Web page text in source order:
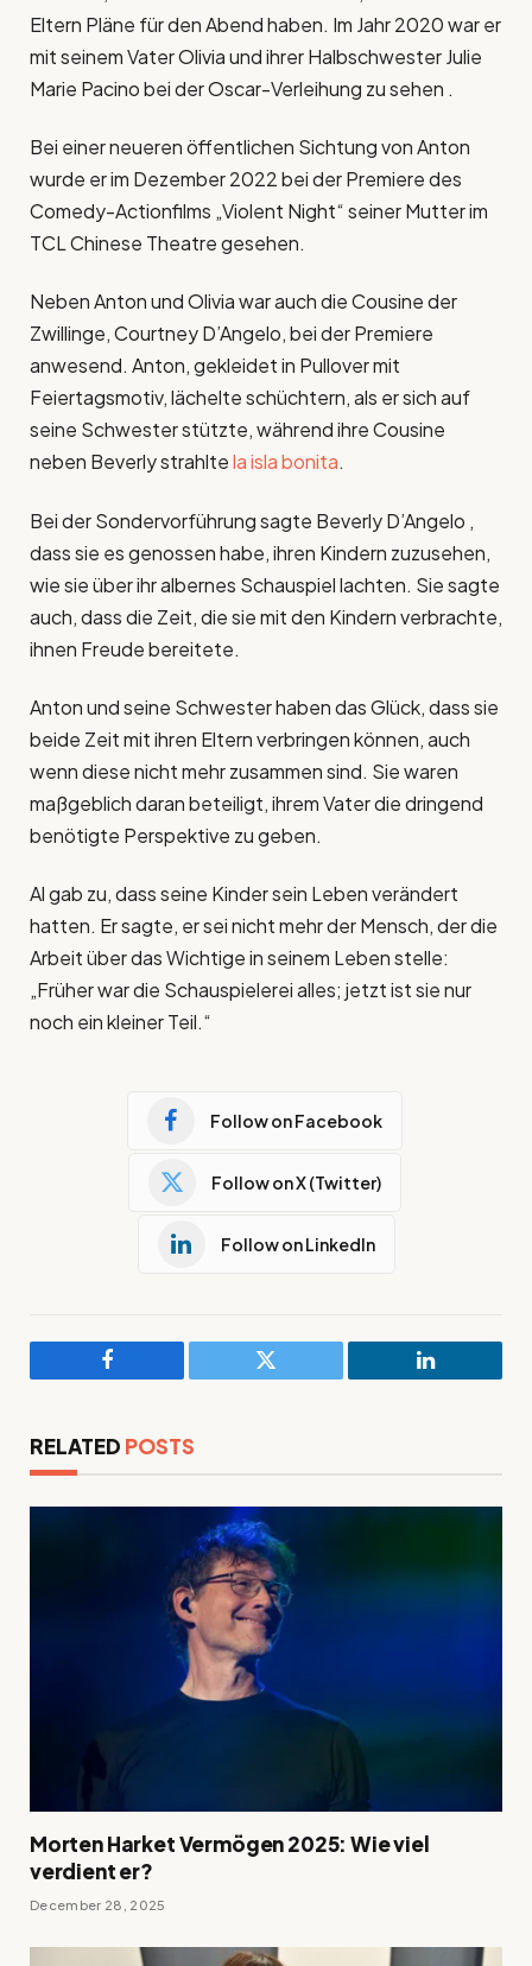
Eltern Pläne für den Abend haben. Im Jahr 2020 war er
mit seinem Vater Olivia und ihrer Halbschwester Julie
Marie Pacino bei der Oscar-Verleihung zu sehen .
Bei einer neueren öffentlichen Sichtung von Anton
wurde er im Dezember 2022 bei der Premiere des
Comedy-Actionfilms „Violent Night“ seiner Mutter im
TCL Chinese Theatre gesehen.
Neben Anton und Olivia war auch die Cousine der
Zwillinge, Courtney D’Angelo, bei der Premiere
anwesend. Anton, gekleidet in Pullover mit
Feiertagsmotiv, lächelte schüchtern, als er sich auf
seine Schwester stützte, während ihre Cousine
neben Beverly strahltela isla bonita.
Bei der Sondervorführung sagte Beverly D’Angelo ,
dass sie es genossen habe, ihren Kindern zuzusehen,
wie sie über ihr albernes Schauspiel lachten. Sie sagte
auch, dass die Zeit, die sie mit den Kindern verbrachte,
ihnen Freude bereitete.
Anton und seine Schwester haben das Glück, dass sie
beide Zeit mit ihren Eltern verbringen können, auch
wenn diese nicht mehr zusammen sind. Sie waren
maßgeblich daran beteiligt, ihrem Vater die dringend
benötigte Perspektive zu geben.
Al gab zu, dass seine Kinder sein Leben verändert
hatten. Er sagte, er sei nicht mehr der Mensch, der die
Arbeit über das Wichtige in seinem Leben stelle:
„Früher war die Schauspielerei alles; jetzt ist sie nur
noch ein kleiner Teil.“
Follow on Facebook
Follow on X (Twitter)
Follow on LinkedIn
Facebook Twitter LinkedIn
RELATED POSTS
Morten Harket Vermögen 2025: Wie viel
verdient er?
December 28, 2025